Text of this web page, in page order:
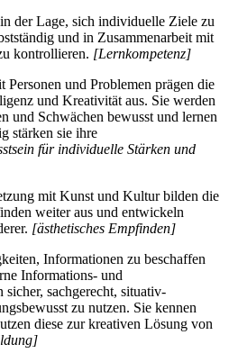
der Lage, sich individuelle Ziele zu
und in Zusammenarbeit mit
kontrollieren. [Lernkompetenz]
Personen und Problemen prägen die
und Kreativität aus. Sie werden
und Schwächen bewusst und lernen
stärken sie ihre
für individuelle Stärken und
mit Kunst und Kultur bilden die
weiter aus und entwickeln
[ästhetisches Empfinden]
Informationen zu beschaffen
Informations- und
sachgerecht, situativ-
zu nutzen. Sie kennen
diese zur kreativen Lösung von